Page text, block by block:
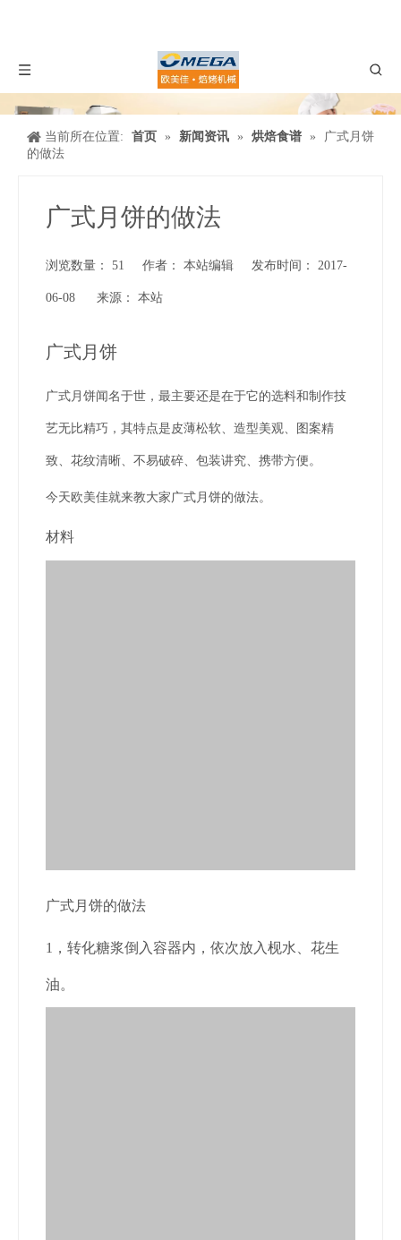
当前所在位置: 首页 » 新闻资讯 » 烘焙食谱 »
广式月饼
的做法
广式月饼的做法
浏览数量： 51 作者： 本站编辑 发布时间： 2017-
06-08 来源： 本站
广式月饼
广式月饼闻名于世，最主要还是在于它的选料和制作技
艺无比精巧，其特点是皮薄松软、造型美观、图案精
致、花纹清晰、不易破碎、包装讲究、携带方便。
今天欧美佳就来教大家广式月饼的做法。
材料
广式月饼的做法
1，转化糖浆倒入容器内，依次放入枧水、花生
油。